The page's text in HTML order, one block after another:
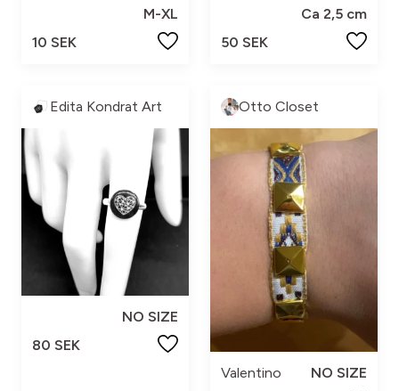
M-XL
10 SEK
Ca 2,5 cm
50 SEK
Edita Kondrat Art
NO SIZE
80 SEK
Otto Closet
Valentino
NO SIZE